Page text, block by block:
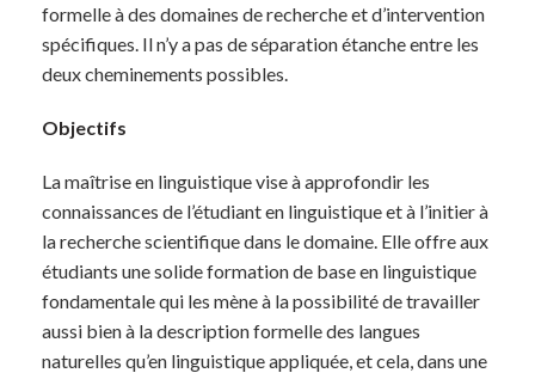
formelle à des domaines de recherche et d’intervention
spécifiques. Il n’y a pas de séparation étanche entre les
deux cheminements possibles.
Objectifs
La maîtrise en linguistique vise à approfondir les
connaissances de l’étudiant en linguistique et à l’initier à
la recherche scientifique dans le domaine. Elle offre aux
étudiants une solide formation de base en linguistique
fondamentale qui les mène à la possibilité de travailler
aussi bien à la description formelle des langues
naturelles qu’en linguistique appliquée, et cela, dans une